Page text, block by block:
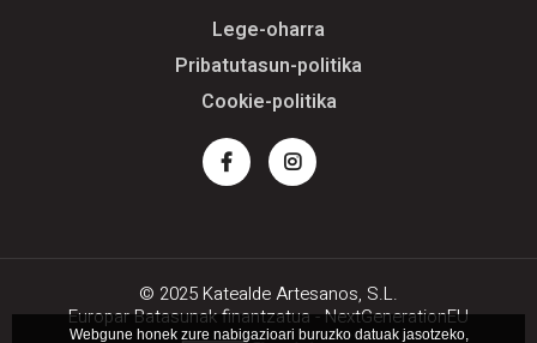
Webgune honek zure nabigazioari buruzko datuak jasotzeko,
Lege-oharra
Pribatutasun-politika
Cookie-politika
FacebookInstagram
© 2025 Katealde Artesanos, S.L.
Europar Batasunak finantzatua - NextGenerationEU